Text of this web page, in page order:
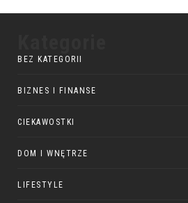
BEZ KATEGORII
BIZNES I FINANSE
CIEKAWOSTKI
DOM I WNĘTRZE
LIFESTYLE